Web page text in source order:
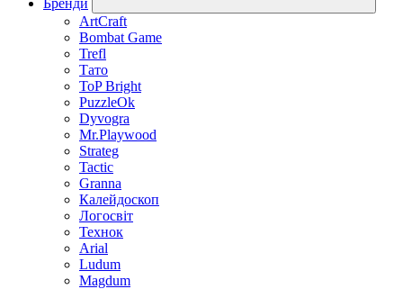
Бренди
ArtCraft
Bombat Game
Trefl
Тато
ToP Bright
PuzzleOk
Dyvogra
Mr.Playwood
Strateg
Tactic
Granna
Калейдоскоп
Логосвіт
Технок
Arial
Ludum
Magdum